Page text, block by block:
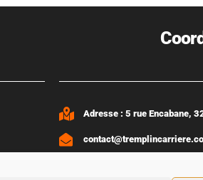
Adresse : 5 rue Encabane,